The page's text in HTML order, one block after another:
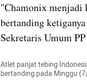
"Chamonix menjadi
bertanding
Sekretaris Umum
Atlet panjat tebing
bertanding pada Minggu